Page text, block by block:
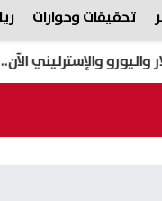
تحقيقات وحوارات
الآن.. آخر